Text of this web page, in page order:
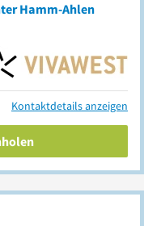
Hamm-Ahlen
Kontaktdetails anzeigen